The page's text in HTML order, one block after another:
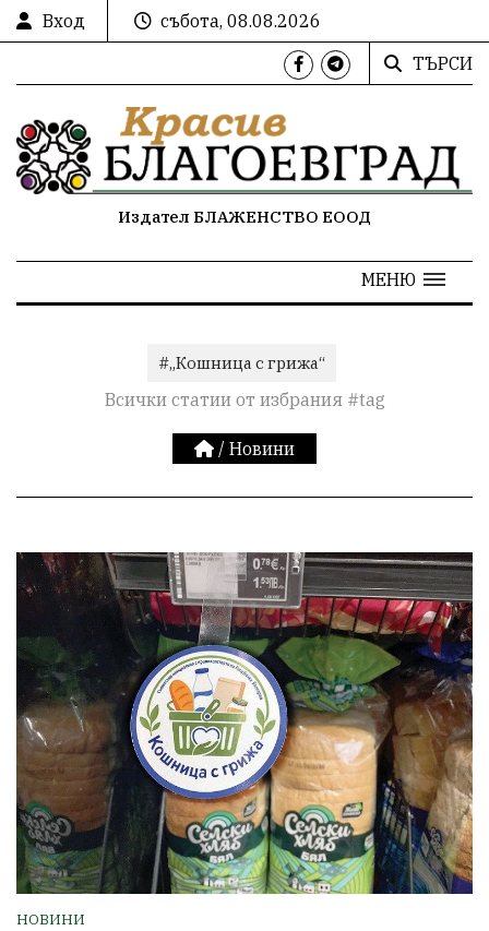
Вход
събота, 08.08.2026
ТЪРСИ
Издател БЛАЖЕНСТВО ЕООД
МЕНЮ
#„Кошница с грижа“
Всички статии от избрания #tag
/ Новини
НОВИНИ